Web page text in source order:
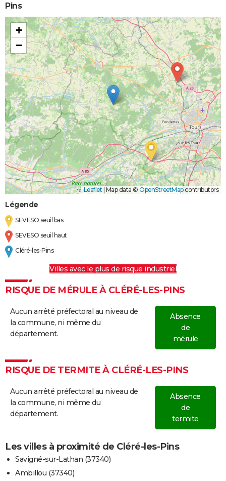
Pins
+
−
Leaflet Map data © OpenStreetMapcontributors
Légende
SEVESO seuil bas
SEVESO seuil haut
Cléré-les-Pins
Villes avec le plus de risque industriel
RISQUE DE MÉRULE À CLÉRÉ-LES-PINS
Aucun arrêté préfectoral au niveau de
la commune, ni même du
département.
Absence
de
mérule
RISQUE DE TERMITE À CLÉRÉ-LES-PINS
Aucun arrêté préfectoral au niveau de
la commune, ni même du
département.
Absence
de
termite
Les villes à proximité de Cléré-les-Pins
Savigné-sur-Lathan (37340)
Ambillou (37340)